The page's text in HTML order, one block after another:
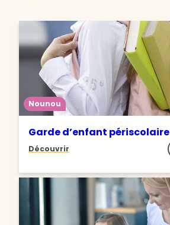
Nounou
Garde d’enfant périscolaire
Découvrir